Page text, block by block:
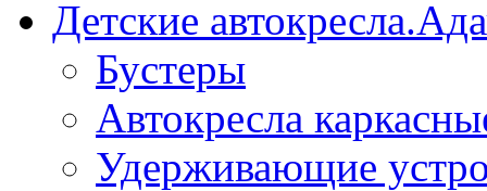
Детские
Бустеры
Автокресла
Удерживающие